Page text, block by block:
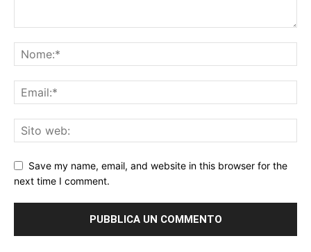
Save my name, email, and website in this browser for the
next time I comment.